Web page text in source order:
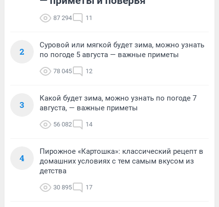
87 294 11
2
Суровой или мягкой будет зима, можно узнать
по погоде 5 августа — важные приметы
78 045 12
3
Какой будет зима, можно узнать по погоде 7
августа, — важные приметы
56 082 14
4
Пирожное «Картошка»: классический рецепт в
домашних условиях с тем самым вкусом из
детства
30 895 17